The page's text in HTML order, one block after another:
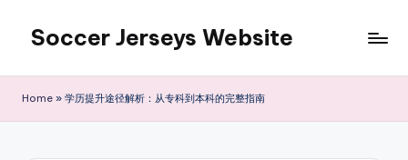
content
Soccer Jerseys Website
Home » 学历提升途径解析：从专科到本科的完整指南